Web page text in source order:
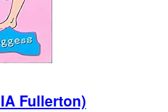
Fullerton)